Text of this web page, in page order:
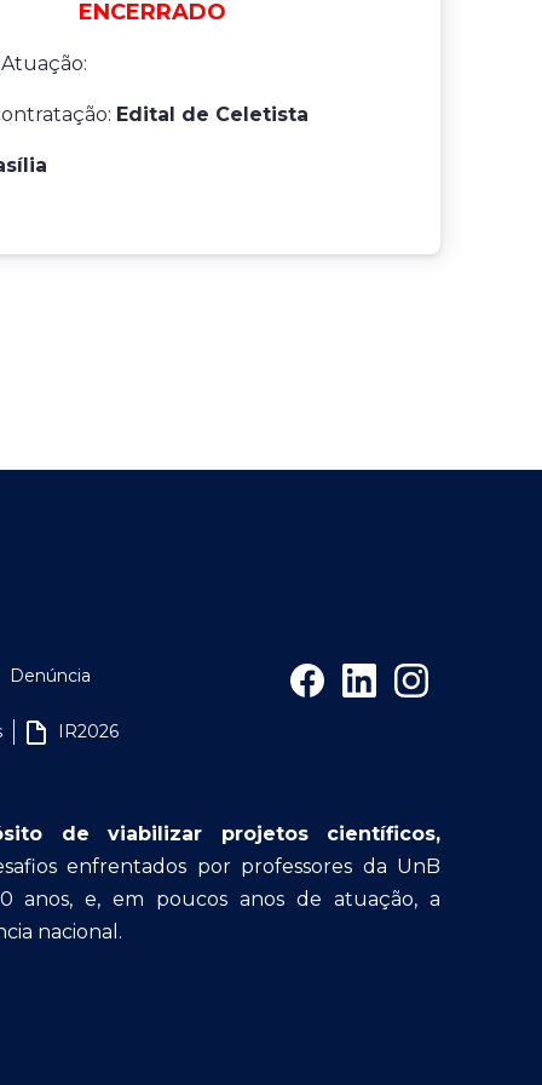
ENCERRADO
Edital de Celetista
Denúncia
IR2026
de viabilizar projetos científicos,
enfrentados por professores da UnB
anos, e, em poucos anos de atuação, a
nacional.